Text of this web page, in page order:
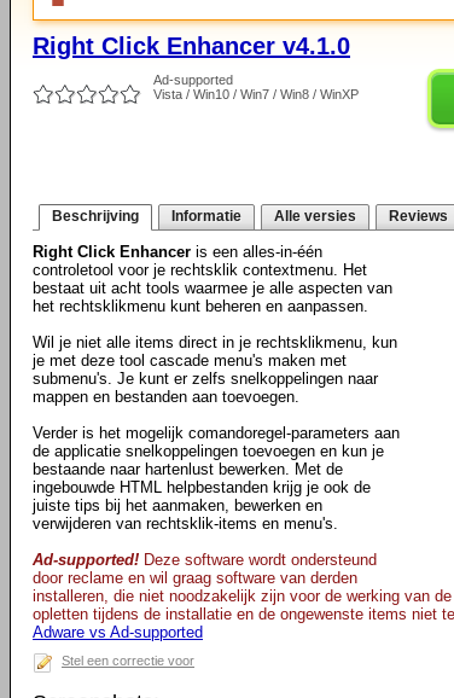
Right Click Enhancer v4.1.0
Ad-supported
Vista / Win10 / Win7 / Win8 / WinXP
Beschrijving Informatie Alle versies Reviews
Right Click Enhancer is een alles-in-één
controletool voor je rechtsklik contextmenu. Het
bestaat uit acht tools waarmee je alle aspecten van
het rechtsklikmenu kunt beheren en aanpassen.
Wil je niet alle items direct in je rechtsklikmenu, kun
je met deze tool cascade menu's maken met
submenu's. Je kunt er zelfs snelkoppelingen naar
mappen en bestanden aan toevoegen.
Verder is het mogelijk comandoregel-parameters aan
de applicatie snelkoppelingen toevoegen en kun je
bestaande naar hartenlust bewerken. Met de
ingebouwde HTML helpbestanden krijg je ook de
juiste tips bij het aanmaken, bewerken en
verwijderen van rechtsklik-items en menu's.
Ad-supported! Deze software wordt ondersteund
door reclame en wil graag software van derden
installeren, die niet noodzakelijk zijn voor de werking van
opletten tijdens de installatie en de ongewenste items niet
Adware vs Ad-supported
Stel een correctie voor